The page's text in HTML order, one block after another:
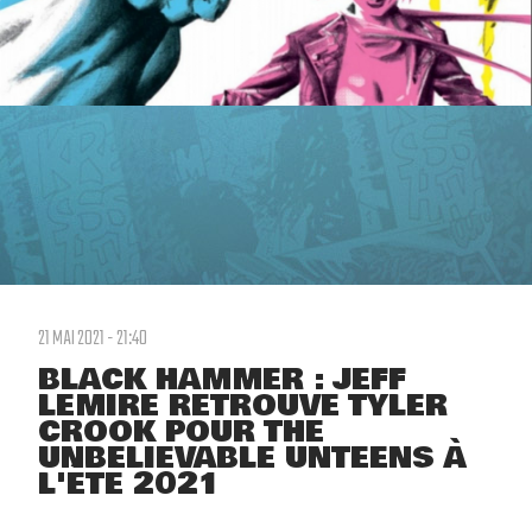
21 MAI 2021 - 21:40
BLACK HAMMER : JEFF
LEMIRE RETROUVE TYLER
CROOK POUR THE
UNBELIEVABLE UNTEENS À
L'ÉTÉ 2021